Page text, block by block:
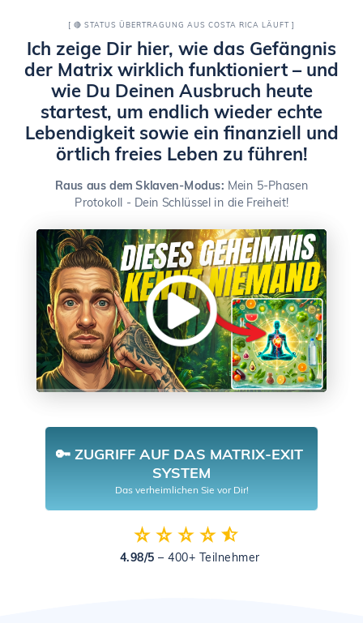
[ 🔴 STATUS ÜBERTRAGUNG AUS COSTA RICA LÄUFT ]
Ich zeige Dir hier, wie das Gefängnis
der Matrix wirklich funktioniert – und
wie Du Deinen Ausbruch heute
startest, um endlich wieder echte
Lebendigkeit sowie ein finanziell und
örtlich freies Leben zu führen!
Raus aus dem Sklaven-Modus: Mein 5-Phasen
Protokoll - Dein Schlüssel in die Freiheit!
🔑 ZUGRIFF AUF DAS MATRIX-EXIT
SYSTEM
Das verheimlichen Sie vor Dir!
4.98/5 – 400+ Teilnehmer